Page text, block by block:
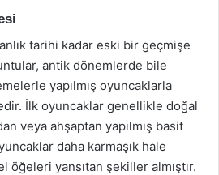
tarihi kadar eski bir geçmişe
antik dönemlerde bile
yapılmış oyuncaklarla
İlk oyuncaklar genellikle doğal
veya ahşaptan yapılmış basit
daha karmaşık hale
yansıtan şekiller almıştır.